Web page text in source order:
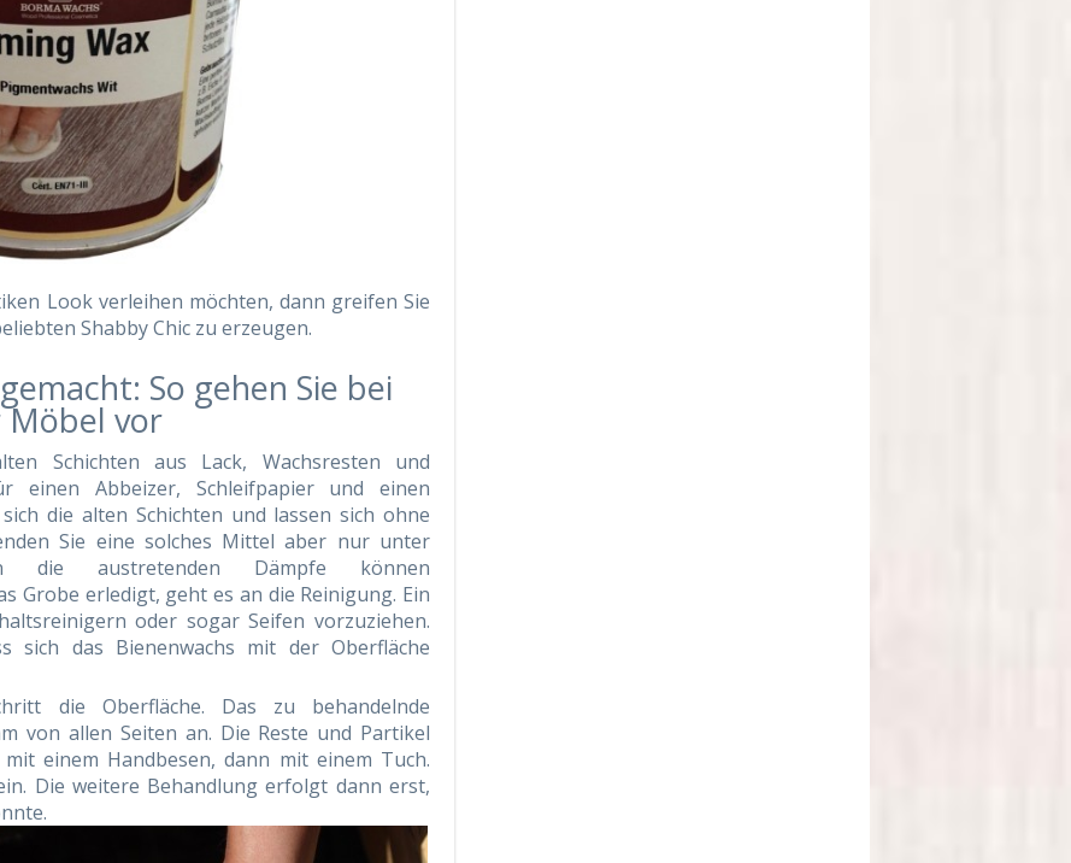
Look verleihen möchten, dann greifen Sie
Shabby Chic zu erzeugen.
So gehen Sie bei
vor
Schichten aus Lack, Wachsresten und
einen Abbeizer, Schleifpapier und einen
die alten Schichten und lassen sich ohne
Sie eine solches Mittel aber nur unter
austretenden Dämpfe können
Grobe erledigt, geht es an die Reinigung. Ein
oder sogar Seifen vorzuziehen.
sich das Bienenwachs mit der Oberfläche
die Oberfläche. Das zu behandelnde
von allen Seiten an. Die Reste und Partikel
einem Handbesen, dann mit einem Tuch.
Die weitere Behandlung erfolgt dann erst,